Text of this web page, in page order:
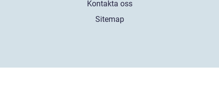
Kontakta oss
Sitemap